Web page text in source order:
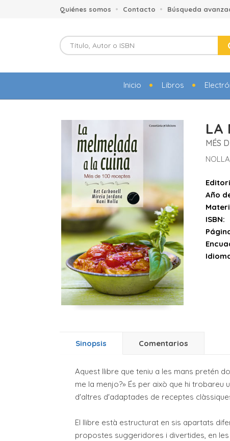
Quiénes somos Contacto Búsqueda
Inicio Libros
LA
MÉS
Año
ISBN:
Sinopsis Comentarios
Aquest llibre que teniu a les mans pretén
me la menjo?» És per això que hi trobareu
d'altres d'adaptades de receptes
El llibre està estructurat en sis apartats
propostes suggeridores i divertides, en